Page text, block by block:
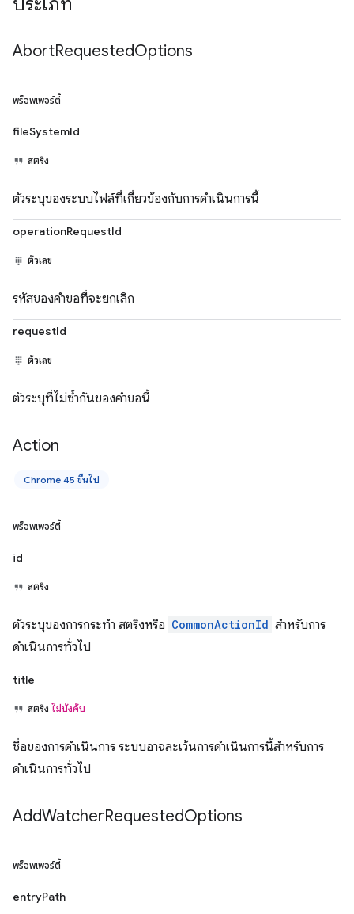
AbortRequestedOptions
พร็อพเพอร์ตี้
fileSystemId
สตริง
ตัวระบุของระบบไฟล์ที่เกี่ยวข้องกับการดำเนินการนี้
operationRequestId
ตัวเลข
รหัสของคำขอที่จะยกเลิก
requestId
ตัวเลข
ตัวระบุที่ไม่ซ้ำกันของคำขอนี้
Action
Chrome 45 ขึ้นไป
พร็อพเพอร์ตี้
id
สตริง
ตัวระบุของการกระทำ สตริงหรือ CommonActionId สำหรับการ
ดำเนินการทั่วไป
title
สตริง ไม่บังคับ
ชื่อของการดำเนินการ ระบบอาจละเว้นการดำเนินการนี้สำหรับการ
ดำเนินการทั่วไป
AddWatcherRequestedOptions
พร็อพเพอร์ตี้
entryPath